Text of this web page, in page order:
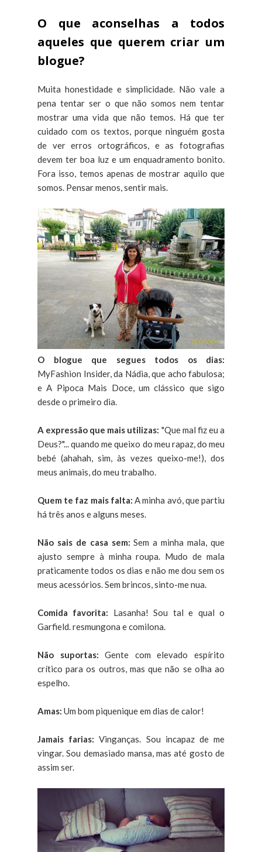
O que aconselhas a todos
aqueles que querem criar um
blogue?
Muita honestidade e simplicidade. Não vale a
pena tentar ser o que não somos nem tentar
mostrar uma vida que não temos. Há que ter
cuidado com os textos, porque ninguém gosta
de ver erros ortográficos, e as fotografias
devem ter boa luz e um enquadramento bonito.
Fora isso, temos apenas de mostrar aquilo que
somos. Pensar menos, sentir mais.
O blogue que segues todos os dias:
MyFashion Insider, da Nádia, que acho fabulosa;
e A Pipoca Mais Doce, um clássico que sigo
desde o primeiro dia.
A expressão que mais utilizas: "Que mal fiz eu a
Deus?"... quando me queixo do meu rapaz, do meu
bebé (ahahah, sim, às vezes queixo-me!), dos
meus animais, do meu trabalho.
Quem te faz mais falta: A minha avó, que partiu
há três anos e alguns meses.
Não sais de casa sem: Sem a minha mala, que
ajusto sempre à minha roupa. Mudo de mala
praticamente todos os dias e não me dou sem os
meus acessórios. Sem brincos, sinto-me nua.
Comida favorita: Lasanha! Sou tal e qual o
Garfield. resmungona e comilona.
Não suportas:Gente com elevado espírito
crítico para os outros, mas que não se olha ao
espelho.
Amas: Um bom piquenique em dias de calor!
Jamais farias:Vinganças. Sou incapaz de me
vingar. Sou demasiado mansa, mas até gosto de
assim ser.